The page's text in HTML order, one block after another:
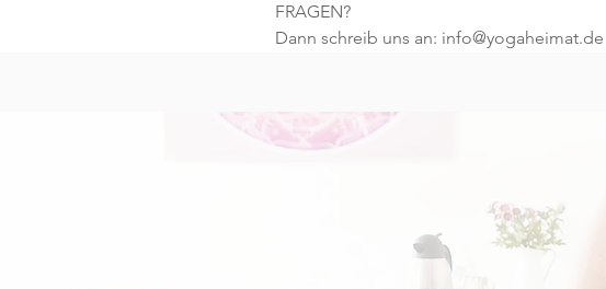
FRAGEN?
Dann schreib uns an: info@yogaheimat.de